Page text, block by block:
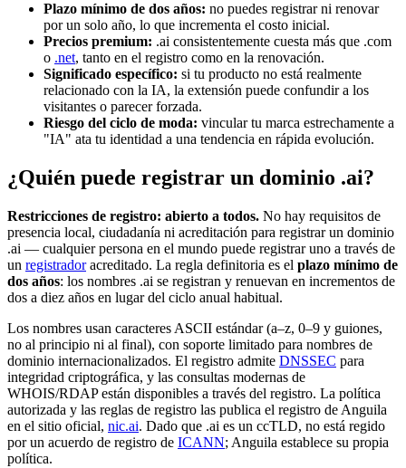
Plazo mínimo de dos años: no puedes registrar ni renovar
por un solo año, lo que incrementa el costo inicial.
Precios premium: .ai consistentemente cuesta más que .com
o .net, tanto en el registro como en la renovación.
Significado específico: si tu producto no está realmente
relacionado con la IA, la extensión puede confundir a los
visitantes o parecer forzada.
Riesgo del ciclo de moda: vincular tu marca estrechamente a
"IA" ata tu identidad a una tendencia en rápida evolución.
¿Quién puede registrar un dominio .ai?
Restricciones de registro: abierto a todos. No hay requisitos de
presencia local, ciudadanía ni acreditación para registrar un dominio
.ai — cualquier persona en el mundo puede registrar uno a través de
un registradoracreditado. La regla definitoria es el plazo mínimo de
dos años: los nombres .ai se registran y renuevan en incrementos de
dos a diez años en lugar del ciclo anual habitual.
Los nombres usan caracteres ASCII estándar (a–z, 0–9 y guiones,
no al principio ni al final), con soporte limitado para nombres de
dominio internacionalizados. El registro admite DNSSEC para
integridad criptográfica, y las consultas modernas de
WHOIS/RDAP están disponibles a través del registro. La política
autorizada y las reglas de registro las publica el registro de Anguila
en el sitio oficial, nic.ai. Dado que .ai es un ccTLD, no está regido
por un acuerdo de registro de ICANN; Anguila establece su propia
política.